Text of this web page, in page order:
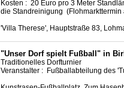
Kosten : 20 Euro pro 3 Meter
die Standreinigung (Flohmarkttermin
'Villa Therese', Hauptstraße 83,
"Unser Dorf spielt Fußball" in
Traditionelles Dorfturnier
Veranstalter : Fußballabteilung des